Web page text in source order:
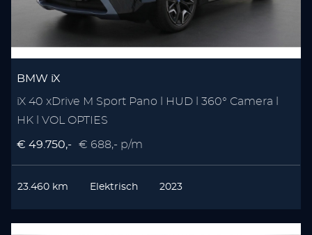
BMW iX
iX 40 xDrive M Sport Pano l HUD l 360° Camera l
HK l VOL OPTIES
€ 49.750,- € 688,- p/m
23.460 km Elektrisch 2023